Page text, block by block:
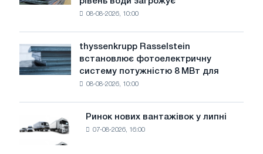
промисловість
води
загрожує
безпеці
08-08-2026, 10:00
thyssenkrupp
Rasselstein
встановлює
фотоелектричну
thyssenkrupp Rasselstein
встановлює фотоелектричну
систему потужністю 8 МВт для
08-08-2026, 10:00
Ринок
нових
вантажівок
Ринок нових вантажівок у липні
07-08-2026, 16:00